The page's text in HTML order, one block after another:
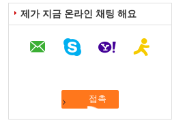
제가 지금 온라인 채팅 해요